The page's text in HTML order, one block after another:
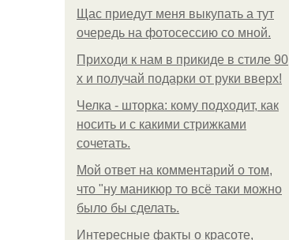
Щас приедут меня выкупать а тут
очередь на фотосессию со мной.
Приходи к нам в прикиде в стиле 90
х и получай подарки от руки вверх!
Челка - шторка: кому подходит, как
носить и с какими стрижками
сочетать.
Мой ответ на комментарий о том,
что "ну маникюр то всё таки можно
было бы сделать.
Интересные факты о красоте,